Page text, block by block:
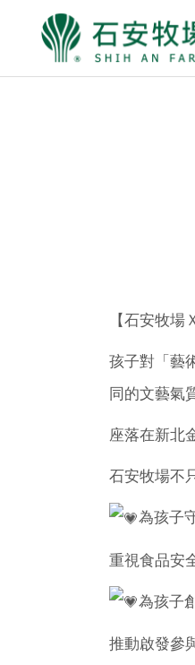
【石安牧
孩子對「藝
同的文藝氣
座落在新北
石安牧場不
為孩子
重視食品安
為孩子
推動啟發參